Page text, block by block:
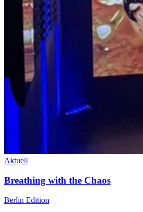
Aktuell
Breathing with the Chaos
Berlin Edition